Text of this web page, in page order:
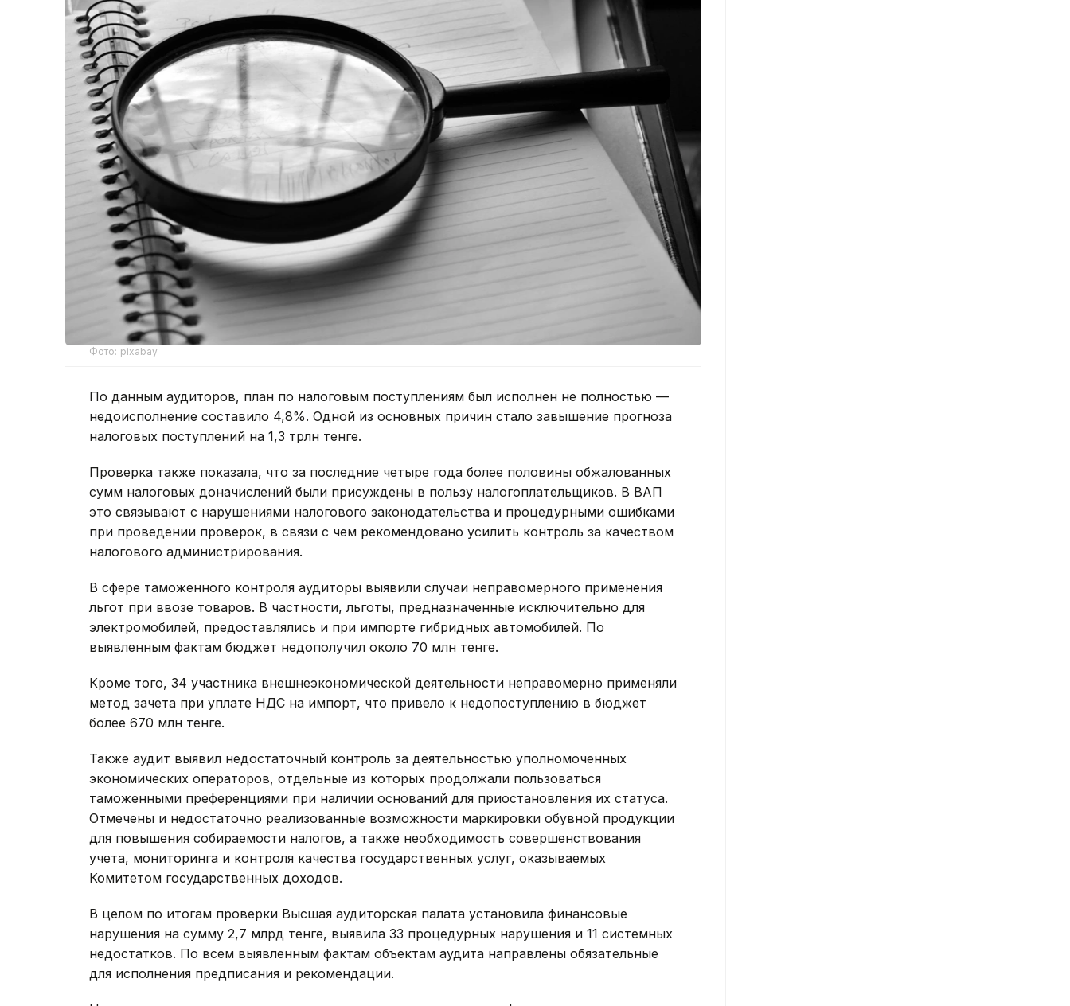
Фото: pixabay
По данным аудиторов, план по налоговым поступлениям был исполнен не полностью —
недоисполнение составило 4,8%. Одной из основных причин стало завышение прогноза
налоговых поступлений на 1,3 трлн тенге.
Проверка также показала, что за последние четыре года более половины обжалованных
сумм налоговых доначислений были присуждены в пользу налогоплательщиков. В ВАП
это связывают с нарушениями налогового законодательства и процедурными ошибками
при проведении проверок, в связи с чем рекомендовано усилить контроль за качеством
налогового администрирования.
В сфере таможенного контроля аудиторы выявили случаи неправомерного применения
льгот при ввозе товаров. В частности, льготы, предназначенные исключительно для
электромобилей, предоставлялись и при импорте гибридных автомобилей. По
выявленным фактам бюджет недополучил около 70 млн тенге.
Кроме того, 34 участника внешнеэкономической деятельности неправомерно применяли
метод зачета при уплате НДС на импорт, что привело к недопоступлению в бюджет
более 670 млн тенге.
Также аудит выявил недостаточный контроль за деятельностью уполномоченных
экономических операторов, отдельные из которых продолжали пользоваться
таможенными преференциями при наличии оснований для приостановления их статуса.
Отмечены и недостаточно реализованные возможности маркировки обувной продукции
для повышения собираемости налогов, а также необходимость совершенствования
учета, мониторинга и контроля качества государственных услуг, оказываемых
Комитетом государственных доходов.
В целом по итогам проверки Высшая аудиторская палата установила финансовые
нарушения на сумму 2,7 млрд тенге, выявила 33 процедурных нарушения и 11 системных
недостатков. По всем выявленным фактам объектам аудита направлены обязательные
для исполнения предписания и рекомендации.